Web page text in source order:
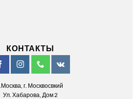
КОНТАКТЫ
г. Москвосвкий
Ул. Хабарова, Дом 2